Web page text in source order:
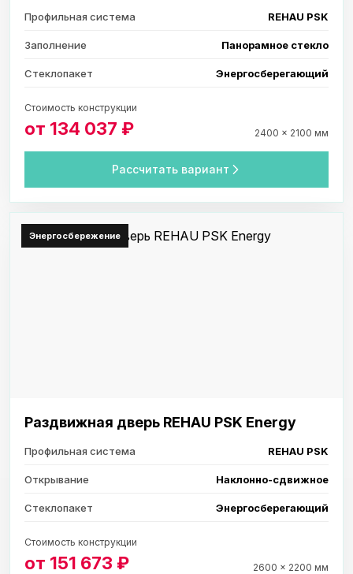
Профильная система REHAU PSK
Заполнение Панорамное стекло
Стеклопакет Энергосберегающий
Стоимость конструкции
от 134 037 ₽ 2400 × 2100 мм
Рассчитать вариант
Энергосбережение
Раздвижная дверь REHAU PSK Energy
Профильная система REHAU PSK
Открывание Наклонно-сдвижное
Стеклопакет Энергосберегающий
Стоимость конструкции
от 151 673 ₽ 2600 × 2200 мм